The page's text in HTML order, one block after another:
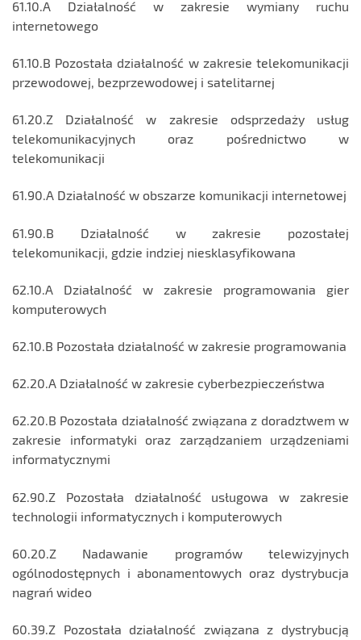
61.10.A Działalność w zakresie wymiany ruchu
internetowego
61.10.B Pozostała działalność w zakresie telekomunikacji
przewodowej, bezprzewodowej i satelitarnej
61.20.Z Działalność w zakresie odsprzedaży usług
telekomunikacyjnych oraz pośrednictwo w
telekomunikacji
61.90.A Działalność w obszarze komunikacji internetowej
61.90.B Działalność w zakresie pozostałej
telekomunikacji, gdzie indziej niesklasyfikowana
62.10.A Działalność w zakresie programowania gier
komputerowych
62.10.B Pozostała działalność w zakresie programowania
62.20.A Działalność w zakresie cyberbezpieczeństwa
62.20.B Pozostała działalność związana z doradztwem w
zakresie informatyki oraz zarządzaniem urządzeniami
informatycznymi
62.90.Z Pozostała działalność usługowa w zakresie
technologii informatycznych i komputerowych
60.20.Z Nadawanie programów telewizyjnych
ogólnodostępnych i abonamentowych oraz dystrybucja
nagrań wideo
60.39.Z Pozostała działalność związana z dystrybucją